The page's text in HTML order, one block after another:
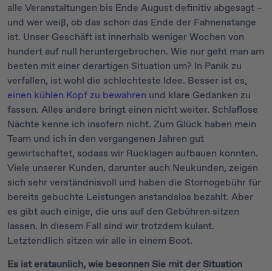
alle Veranstaltungen bis Ende August definitiv abgesagt –
und wer weiß, ob das schon das Ende der Fahnenstange
ist. Unser Geschäft ist innerhalb weniger Wochen von
hundert auf null heruntergebrochen. Wie nur geht man am
besten mit einer derartigen Situation um? In Panik zu
verfallen, ist wohl die schlechteste Idee. Besser ist es,
einen kühlen Kopf zu bewahren und klare Gedanken zu
fassen. Alles andere bringt einen nicht weiter. Schlaflose
Nächte kenne ich insofern nicht. Zum Glück haben mein
Team und ich in den vergangenen Jahren gut
gewirtschaftet, sodass wir Rücklagen aufbauen konnten.
Viele unserer Kunden, darunter auch Neukunden, zeigen
sich sehr verständnisvoll und haben die Stornogebühr für
bereits gebuchte Leistungen anstandslos bezahlt. Aber
es gibt auch einige, die uns auf den Gebühren sitzen
lassen. In diesem Fall sind wir trotzdem kulant.
Letztendlich sitzen wir alle in einem Boot.
Es ist erstaunlich, wie besonnen Sie mit der Situation